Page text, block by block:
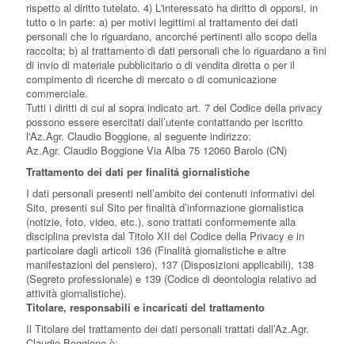
rispetto al diritto tutelato. 4) L'interessato ha diritto di opporsi, in
tutto o in parte: a) per motivi legittimi al trattamento dei dati
personali che lo riguardano, ancorché pertinenti allo scopo della
raccolta; b) al trattamento di dati personali che lo riguardano a fini
di invio di materiale pubblicitario o di vendita diretta o per il
compimento di ricerche di mercato o di comunicazione
commerciale.
Tutti i diritti di cui al sopra indicato art. 7 del Codice della privacy
possono essere esercitati dall’utente contattando per iscritto
l'Az.Agr. Claudio Boggione, al seguente indirizzo:
Az.Agr. Claudio Boggione Via Alba 75 12060 Barolo (CN)
Trattamento dei dati per finalitá giornalistiche
I dati personali presenti nell’ambito dei contenuti informativi del
Sito, presenti sul Sito per finalità d’informazione giornalistica
(notizie, foto, video, etc.), sono trattati conformemente alla
disciplina prevista dal Titolo XII del Codice della Privacy e in
particolare dagli articoli 136 (Finalità giornalistiche e altre
manifestazioni del pensiero), 137 (Disposizioni applicabili), 138
(Segreto professionale) e 139 (Codice di deontologia relativo ad
attività giornalistiche).
Titolare, responsabili e incaricati del trattamento
Il Titolare del trattamento dei dati personali trattati dall’Az.Agr.